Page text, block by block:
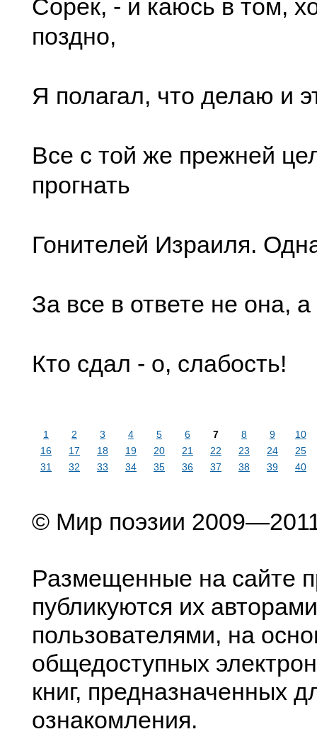
Сорек, - и каюсь в том,
поздно,
Я полагал, что делаю и
Все с той же прежней
прогнать
Гонителей Израиля.
За все в ответе не она, а
Кто сдал - о, слабость!
1 2 3 4 5 6 7 8 9
10
16
17 18 19 20 21 22 23 24
25
31
32 33 34 35 36 37 38 39 40
© Мир поэзии
Размещенные на сайте
публикуются их
пользователями, на
общедоступных
книг, предназначенных
ознакомления.